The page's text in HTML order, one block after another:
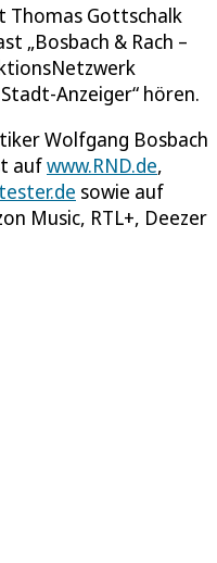
Thomas Gottschalk
„Bosbach & Rach –
Anzeiger“ hören.
Wolfgang Bosbach
aufwww.RND.de,
sowie auf
Music, RTL+, Deezer